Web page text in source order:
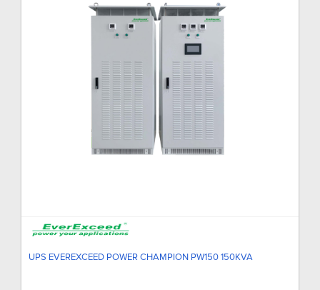
UPS EVEREXCEED POWER CHAMPION PW150 150KVA